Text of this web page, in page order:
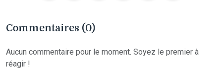
Commentaires (0)
Aucun commentaire pour le moment. Soyez le premier à
réagir !